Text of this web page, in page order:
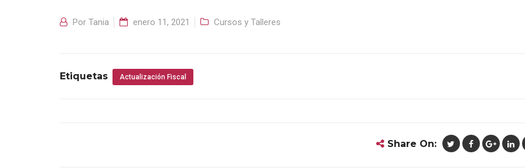
Por Tania enero 11, 2021 Cursos y Talleres
Etiquetas Actualización Fiscal
Share On: